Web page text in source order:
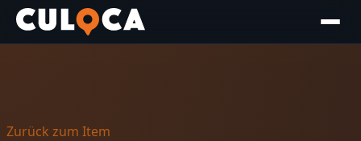
Zurück zum Item